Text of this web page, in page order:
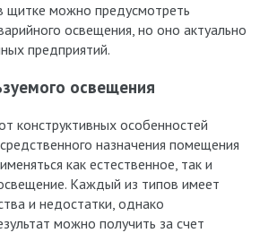
щитке можно предусмотреть
освещения, но оно актуально
предприятий.
освещения
конструктивных особенностей
назначения помещения
как естественное, так и
Каждый из типов имеет
и недостатки, однако
можно получить за счет